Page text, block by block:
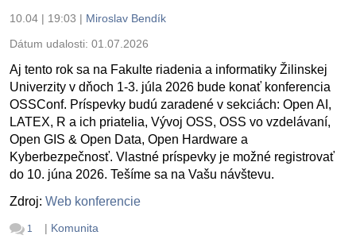
10.04 | 19:03 | Miroslav Bendík
Dátum udalosti: 01.07.2026
Aj tento rok sa na Fakulte riadenia a informatiky Žilinskej
Univerzity v dňoch 1-3. júla 2026 bude konať konferencia
OSSConf. Príspevky budú zaradené v sekciách: Open AI,
LATEX, R a ich priatelia, Vývoj OSS, OSS vo vzdelávaní,
Open GIS & Open Data, Open Hardware a
Kyberbezpečnosť. Vlastné príspevky je možné registrovať
do 10. júna 2026. Tešíme sa na Vašu návštevu.
Zdroj: Web konferencie
1 | Komunita